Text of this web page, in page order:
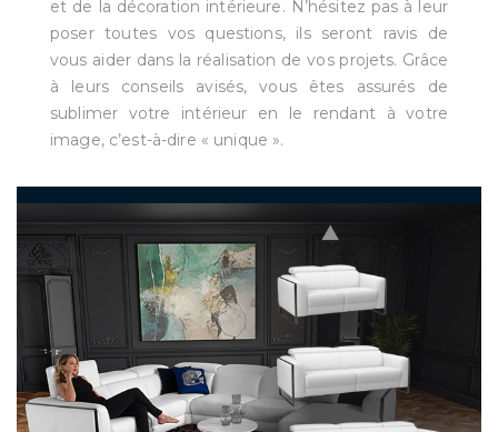
et de la décoration intérieure. N’hésitez pas à leur
poser toutes vos questions, ils seront ravis de
vous aider dans la réalisation de vos projets. Grâce
à leurs conseils avisés, vous êtes assurés de
sublimer votre intérieur en le rendant à votre
image, c’est-à-dire « unique ».